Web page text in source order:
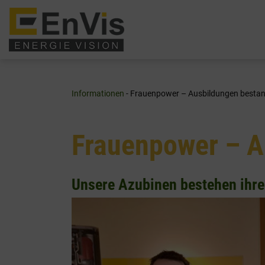
Zum
Inhalt
Informationen - Frauenpower – Ausbildungen
Frauenpower –
Unsere Azubinen bestehen